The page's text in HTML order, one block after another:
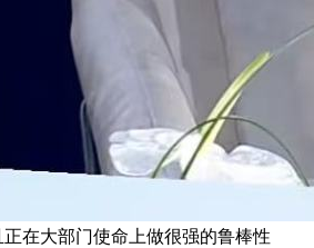
在大部门使命上做很强的鲁棒性